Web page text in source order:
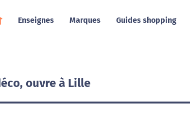
Enseignes Marques Guides shopping
ouvre à Lille